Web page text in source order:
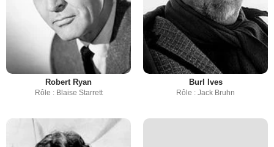
Robert Ryan
Rôle : Blaise Starrett
Burl Ives
Rôle : Jack Bruhn